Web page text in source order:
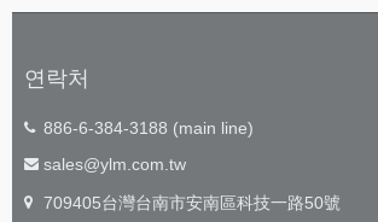
연락처
886-6-384-3188 (main line)
sales@ylm.com.tw
709405台灣台南市安南區科技一路50號